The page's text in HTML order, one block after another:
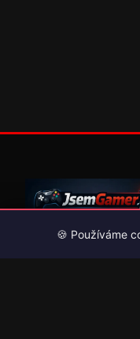
Váš průvodce
překlady her.
🍪 Používáme